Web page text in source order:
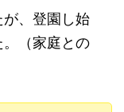
、登園し始
（家庭との